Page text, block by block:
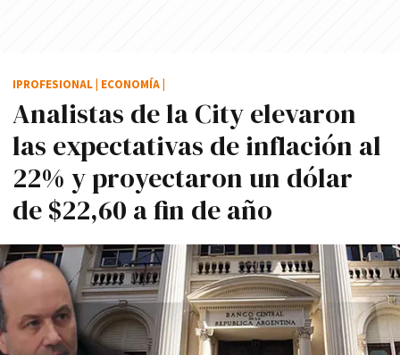
Analistas de la City elevaron
las expectativas de inflación al
22% y proyectaron un dólar
de $22,60 a fin de año
IPROFESIONAL ECONOMÍA